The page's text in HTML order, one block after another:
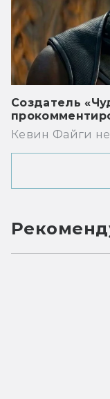
Создатель
Кевин Файги не